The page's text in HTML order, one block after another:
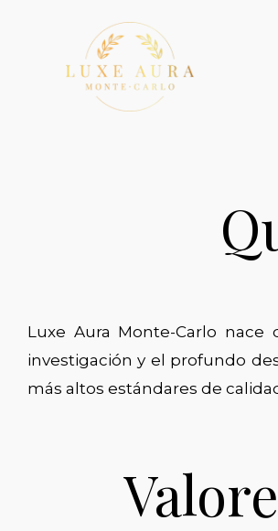
contenido
Luxe Aura Monte-Carlo
investigación y el profundo
más altos estándares de